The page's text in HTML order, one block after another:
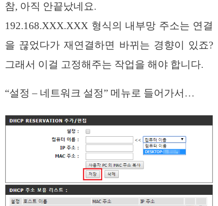
참, 아직 안끝났네요.
192.168.XXX.XXX 형식의 내부망 주소는 연결
을 끊었다가 재연결하면 바뀌는 경향이 있죠?
그래서 이걸 고정해주는 작업을 해야 합니다.
“설정 – 네트워크 설정” 메뉴로 들어가서…